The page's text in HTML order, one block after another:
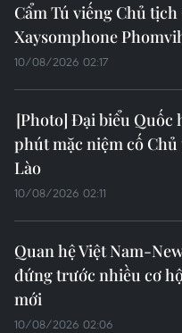
Cẩm Tú viếng Chủ
Xaysomphone
10/08/2026 02:17
Đại biểu Quốc
phút mặc niệm cố
Lào
10/08/2026 02:11
Quan hệ Việt Nam-
đứng trước nhiều cơ
mới
10/08/2026 02:06